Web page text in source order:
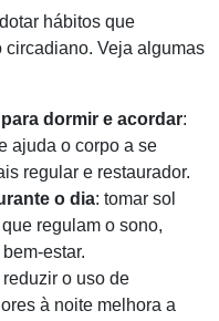
hábitos que
circadiano. Veja algumas
dormir e acordar:
ajuda o corpo a se
regular e restaurador.
o dia: tomar sol
regulam o sono,
estar.
reduzir o uso de
à noite melhora a